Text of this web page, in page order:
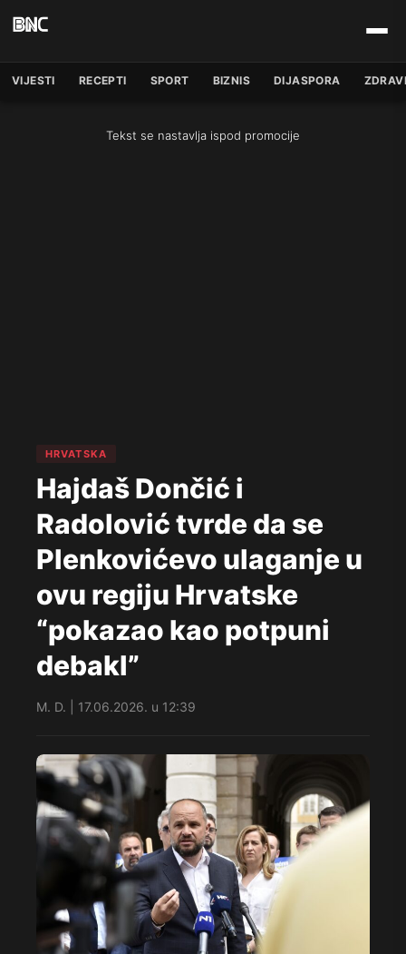
VIJESTI RECEPTI SPORT BIZNIS DIJASPORA
Tekst se nastavlja ispod promocije
HRVATSKA
Hajdaš Dončić i
Radolović tvrde da se
Plenkovićevo ulaganje u
ovu regiju Hrvatske
“pokazao kao potpuni
debakl”
M. D. | 17.06.2026. u 12:39